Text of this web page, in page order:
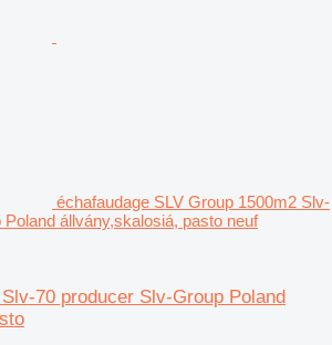
échafaudage SLV Group 1500m2 Slv-
állvány,skalosiá, pasto neuf
70 producer Slv-Group Poland